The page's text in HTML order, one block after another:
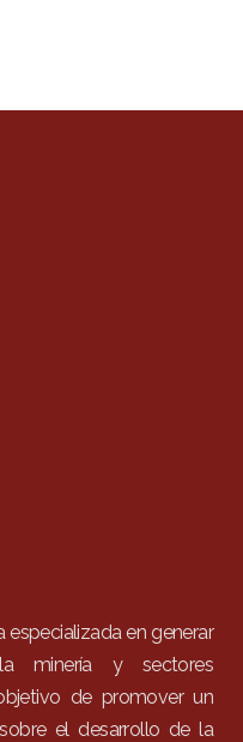
especializada en generar
minería y sectores
de promover un
el desarrollo de la